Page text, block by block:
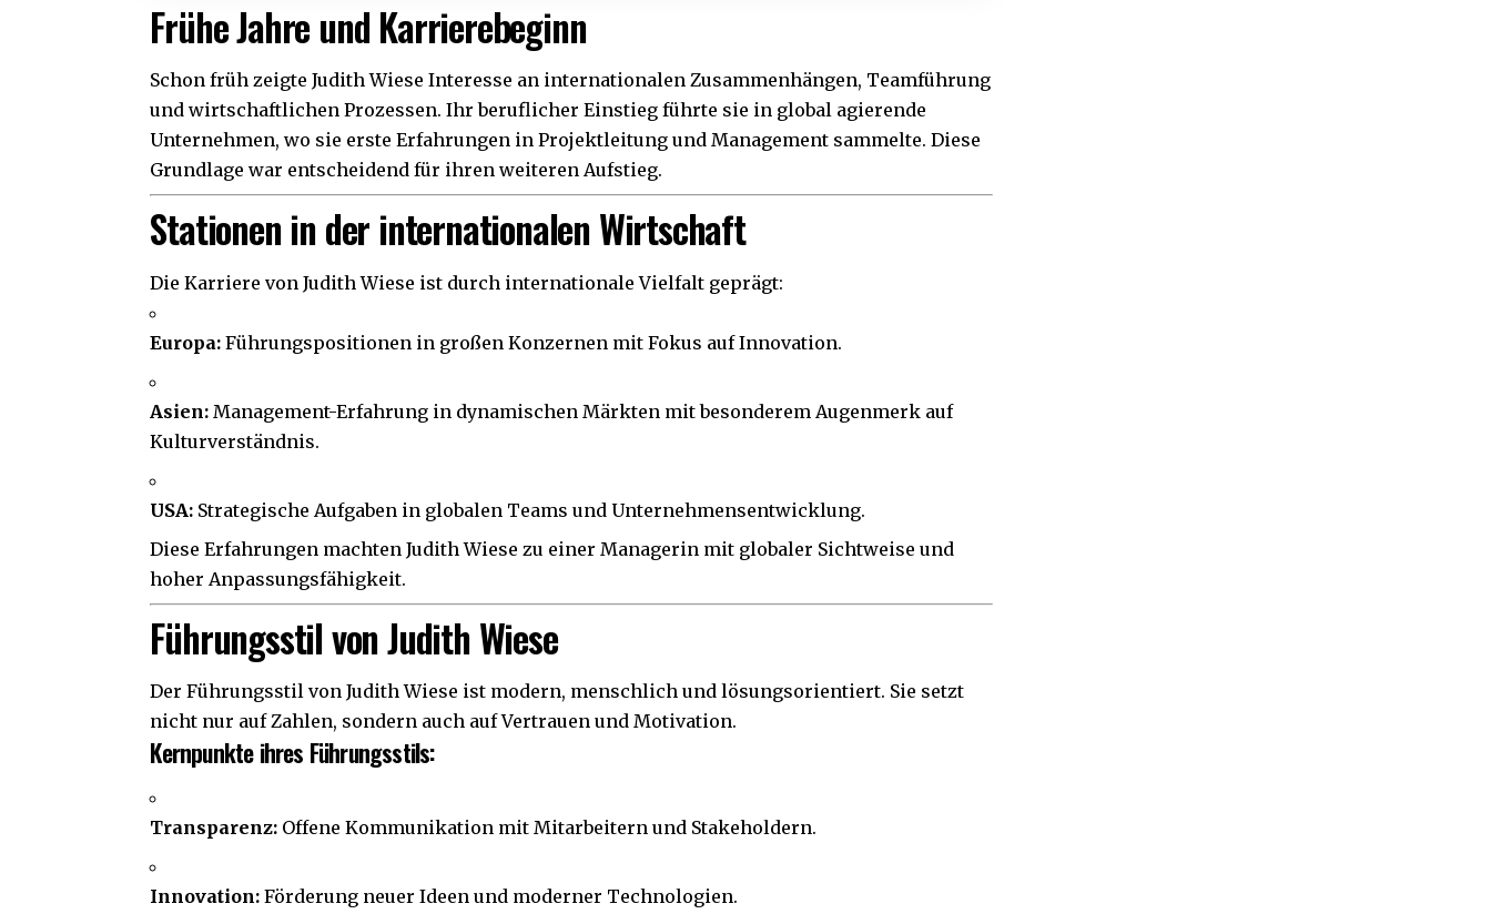
Frühe Jahre und Karrierebeginn
Schon früh zeigte Judith Wiese Interesse an internationalen Zusammenhängen, Teamführung
und wirtschaftlichen Prozessen. Ihr beruflicher Einstieg führte sie in global agierende
Unternehmen, wo sie erste Erfahrungen in Projektleitung und Management sammelte. Diese
Grundlage war entscheidend für ihren weiteren Aufstieg.
Stationen in der internationalen Wirtschaft
Die Karriere von Judith Wiese ist durch internationale Vielfalt geprägt:
Europa: Führungspositionen in großen Konzernen mit Fokus auf Innovation.
Asien: Management-Erfahrung in dynamischen Märkten mit besonderem Augenmerk auf
Kulturverständnis.
USA: Strategische Aufgaben in globalen Teams und Unternehmensentwicklung.
Diese Erfahrungen machten Judith Wiese zu einer Managerin mit globaler Sichtweise und
hoher Anpassungsfähigkeit.
Führungsstil von Judith Wiese
Der Führungsstil von Judith Wiese ist modern, menschlich und lösungsorientiert. Sie setzt
nicht nur auf Zahlen, sondern auch auf Vertrauen und Motivation.
Kernpunkte ihres Führungsstils:
Transparenz: Offene Kommunikation mit Mitarbeitern und Stakeholdern.
Innovation: Förderung neuer Ideen und moderner Technologien.